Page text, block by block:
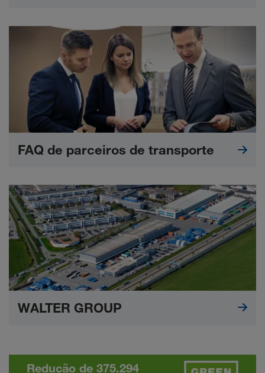
FAQ de parceiros de transporte
WALTER GROUP
Redução de 375.294